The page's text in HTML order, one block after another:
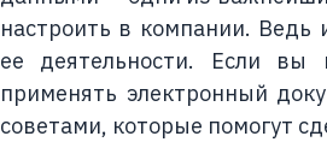
настроить в компании. Ведь
ее деятельности. Если вы
применять электронный
советами, которые помогут